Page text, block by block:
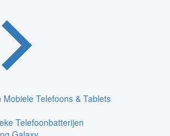
Mobiele Telefoons & Tablets
Telefoonbatterijen